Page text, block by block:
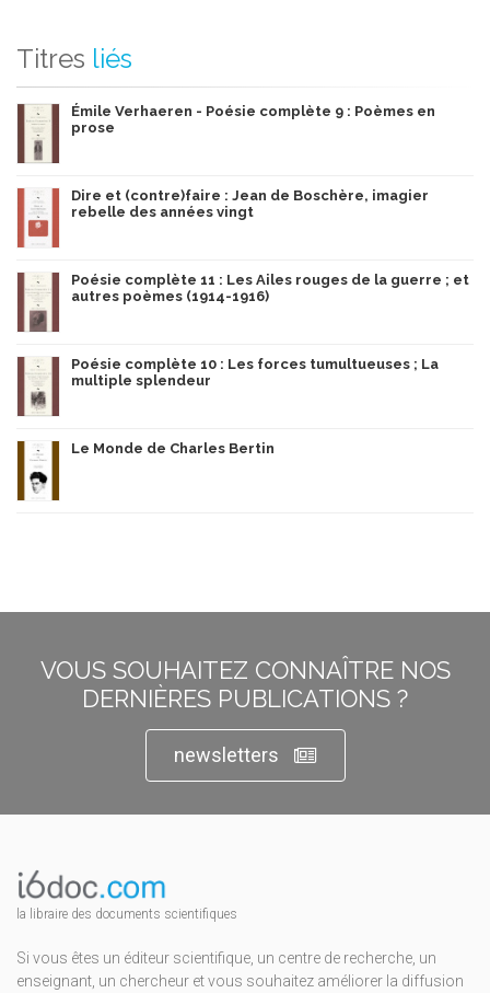
Titres liés
Émile Verhaeren - Poésie complète 9 : Poèmes en
prose
Dire et (contre)faire : Jean de Boschère, imagier
rebelle des années vingt
Poésie complète 11 : Les Ailes rouges de la guerre ; et
autres poèmes (1914-1916)
Poésie complète 10 : Les forces tumultueuses ; La
multiple splendeur
Le Monde de Charles Bertin
VOUS SOUHAITEZ CONNAÎTRE NOS
DERNIÈRES PUBLICATIONS ?
newsletters
la libraire des documents scientifiques
Si vous êtes un éditeur scientifique, un centre de recherche, un
enseignant, un chercheur et vous souhaitez améliorer la diffusion